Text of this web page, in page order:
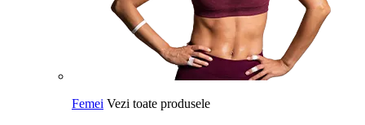
Femei Vezi toate produsele